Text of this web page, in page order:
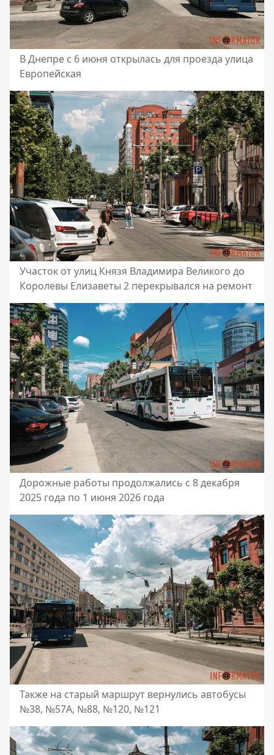
В Днепре с 6 июня открылась для проезда улица
Европейская
Участок от улиц Князя Владимира Великого до
Королевы Елизаветы 2 перекрывался на ремонт
Дорожные работы продолжались с 8 декабря
2025 года по 1 июня 2026 года
Также на старый маршрут вернулись автобусы
№38, №57А, №88, №120, №121